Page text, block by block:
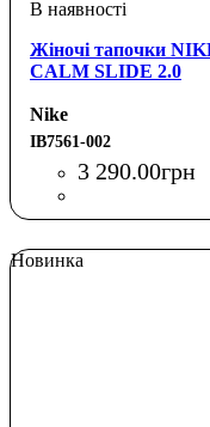
Жіночі тапочки
CALM SLIDE 2.0
Nike
IB7561-002
3 290.00грн
Новинка